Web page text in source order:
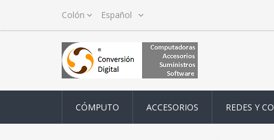
CÓMPUTO ACCESORIOS REDES Y